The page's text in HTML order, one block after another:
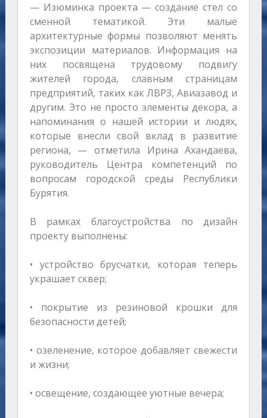
— Изюминка проекта — создание стел со
сменной тематикой. Эти малые
архитектурные формы позволяют менять
экспозиции материалов. Информация на
них посвящена трудовому подвигу
жителей города, славным страницам
предприятий, таких как ЛВРЗ, Авиазавод и
другим. Это не просто элементы декора, а
напоминания о нашей истории и людях,
которые внесли свой вклад в развитие
региона, — отметила Ирина Ахандаева,
руководитель Центра компетенций по
вопросам городской среды Республики
Бурятия.
В рамках благоустройства по дизайн
проекту выполнены:
• устройство брусчатки, которая теперь
украшает сквер;
• покрытие из резиновой крошки для
безопасности детей;
• озеленение, которое добавляет свежести
и жизни;
• освещение, создающее уютные вечера;